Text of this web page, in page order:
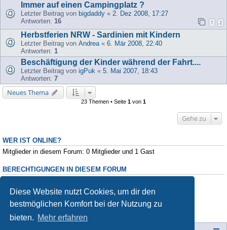
Diese Website nutzt Cookies, um dir den
bestmöglichen Komfort bei der Nutzung zu
bieten. Mehr erfahren
Immer auf einen Campingplatz ?
Letzter Beitrag von bigdaddy « 2. Dez 2008, 17:27
Antworten: 16 1 2
Herbstferien NRW - Sardinien mit Kindern
Letzter Beitrag von Andrea « 6. Mär 2008, 22:40
Antworten: 1
Beschäftigung der Kinder während der Fahrt....
Letzter Beitrag von igPuk « 5. Mai 2007, 18:43
Antworten: 7
Neues Thema
23 Themen • Seite 1 von 1
Gehe zu
WER IST ONLINE?
Mitglieder in diesem Forum: 0 Mitglieder und 1 Gast
BERECHTIGUNGEN IN DIESEM FORUM
Du darfst keineAntworten zu Themen in diesem Forum erstellen.
Du darfst deine Beiträge in diesem Forum
Du darfst deine Beiträge in diesem Forumnichtlöschen.
Du darfst keineDateianhänge in diesem Forum erstellen.